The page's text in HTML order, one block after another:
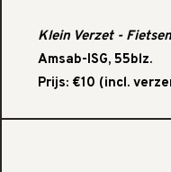
Klein Verzet -
Amsab-ISG, 55blz.
Prijs: €10 (incl.